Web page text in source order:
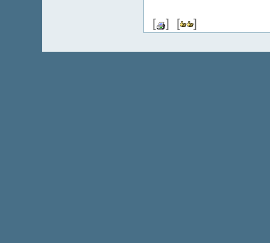
[ ] [ ]